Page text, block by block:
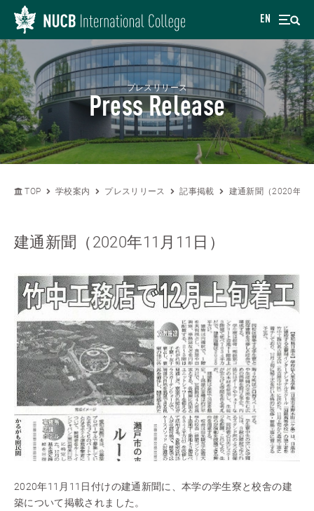
EN
プレスリリース
Press Release
TOP 学校案内 プレスリリース 記事掲載 建通新聞（2020年11
建通新聞（2020年11月11日）
2020年11月11日付けの建通新聞に、本学の学生寮と校舎の建
築について掲載されました。